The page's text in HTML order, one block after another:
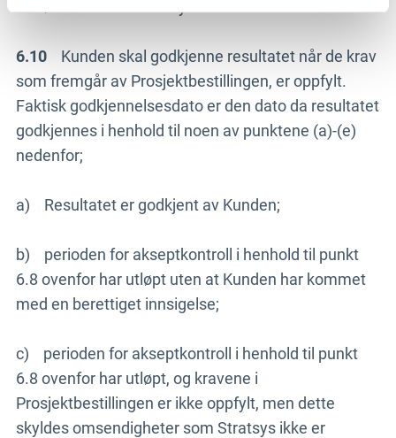
6.10
Kunden skal godkjenne resultatet når de krav
som fremgår av Prosjektbestillingen, er oppfylt.
Faktisk godkjennelsesdato er den dato da resultatet
godkjennes i henhold til noen av punktene (a)-(e)
nedenfor;
a) Resultatet er godkjent av Kunden;
b) perioden for akseptkontroll i henhold til punkt
6.8 ovenfor har utløpt uten at Kunden har kommet
med en berettiget innsigelse;
c) perioden for akseptkontroll i henhold til punkt
6.8 ovenfor har utløpt, og kravene i
Prosjektbestillingen er ikke oppfylt, men dette
skyldes omsendigheter som Stratsys ikke er